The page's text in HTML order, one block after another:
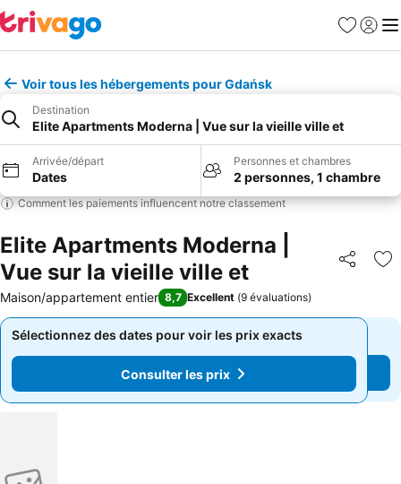
Favoris
Se
Voir tous les hébergements pour Gdańsk
Destination
Elite Apartments Moderna | Vue sur la vieille ville et
Arrivée/départ
Dates
Personnes et chambres
2 personnes, 1 chambre
Comment les paiements influencent notre classement
Elite Apartments Moderna |
Vue sur la vieille ville et
Partager
Maison/appartement entier 8,7 Excellent (9 évaluations)
Sélectionnez des dates pour voir les prix exacts
Consulter les prix
Sélectionnez des dates pour voir les prix exacts
Consulter les prix